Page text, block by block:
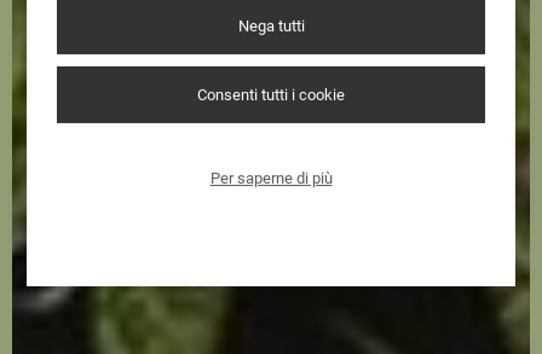
Nega tutti
Consenti tutti i cookie
Per saperne di più